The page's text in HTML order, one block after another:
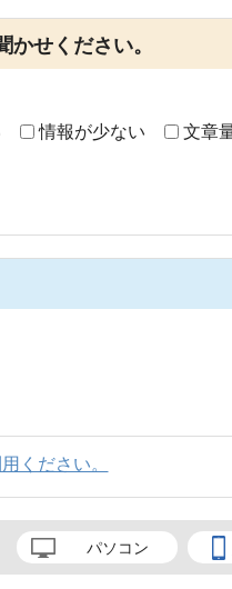
せください。
情報が少ない
文章
ください。
パソコン